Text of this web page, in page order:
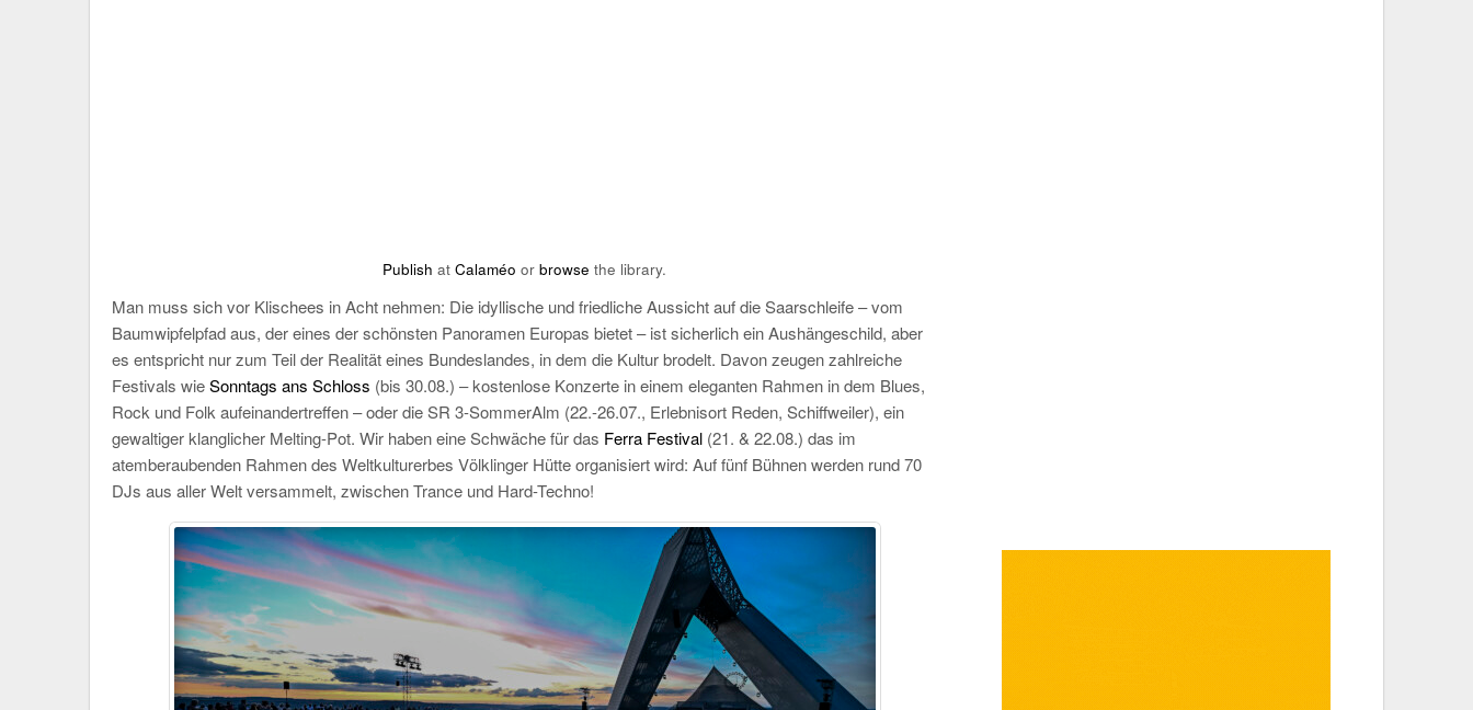
Publish atCalaméo orbrowse the library.
Man muss sich vor Klischees in Acht nehmen: Die idyllische und friedliche Aussicht auf die Saarschleife – vom
Baumwipfelpfad aus, der eines der schönsten Panoramen Europas bietet – ist sicherlich ein Aushängeschild, aber
es entspricht nur zum Teil der Realität eines Bundeslandes, in dem die Kultur brodelt. Davon zeugen zahlreiche
Festivals wieSonntags ans Schloss (bis 30.08.) – kostenlose Konzerte in einem eleganten Rahmen in dem Blues,
Rock und Folk aufeinandertreffen – oder die SR 3-SommerAlm (22.-26.07., Erlebnisort Reden, Schiffweiler), ein
gewaltiger klanglicher Melting-Pot. Wir haben eine Schwäche für das Ferra Festival (21. & 22.08.) das im
atemberaubenden Rahmen des Weltkulturerbes Völklinger Hütte organisiert wird: Auf fünf Bühnen werden rund 70
DJs aus aller Welt versammelt, zwischen Trance und Hard-Techno!